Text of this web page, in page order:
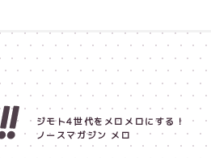
ジモト4世代をメロメロにする！
ノースマガジン メロ